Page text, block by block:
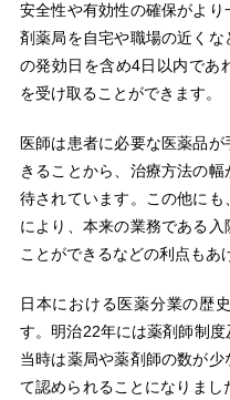
安全性や有効性の確保がよ
剤薬局を自宅や職場の近く
の発効日を含め4日以内であ
を受け取ることができます。
医師は患者に必要な医薬品
きることから、治療方法の
待されています。この他に
により、本来の業務である
ことができるなどの利点もあ
日本における医薬分業の歴
す。明治22年には薬剤師制度
当時は薬局や薬剤師の数が
て認められることになりま